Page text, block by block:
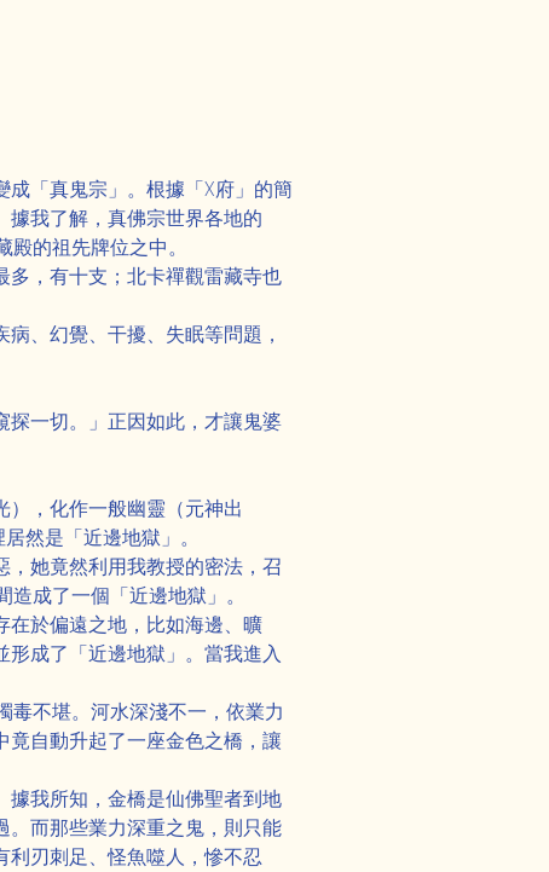
「真鬼宗」。根據「X府」的簡
我了解，真佛宗世界各地的
的祖先牌位之中。
，有十支；北卡禪觀雷藏寺也
、幻覺、干擾、失眠等問題，
一切。」正因如此，才讓鬼婆
，化作一般幽靈（元神出
然是「近邊地獄」。
她竟然利用我教授的密法，召
成了一個「近邊地獄」。
在於偏遠之地，比如海邊、曠
成了「近邊地獄」。當我進入
毒不堪。河水深淺不一，依業力
自動升起了一座金色之橋，讓
我所知，金橋是仙佛聖者到地
而那些業力深重之鬼，則只能
利刃刺足、怪魚噬人，慘不忍